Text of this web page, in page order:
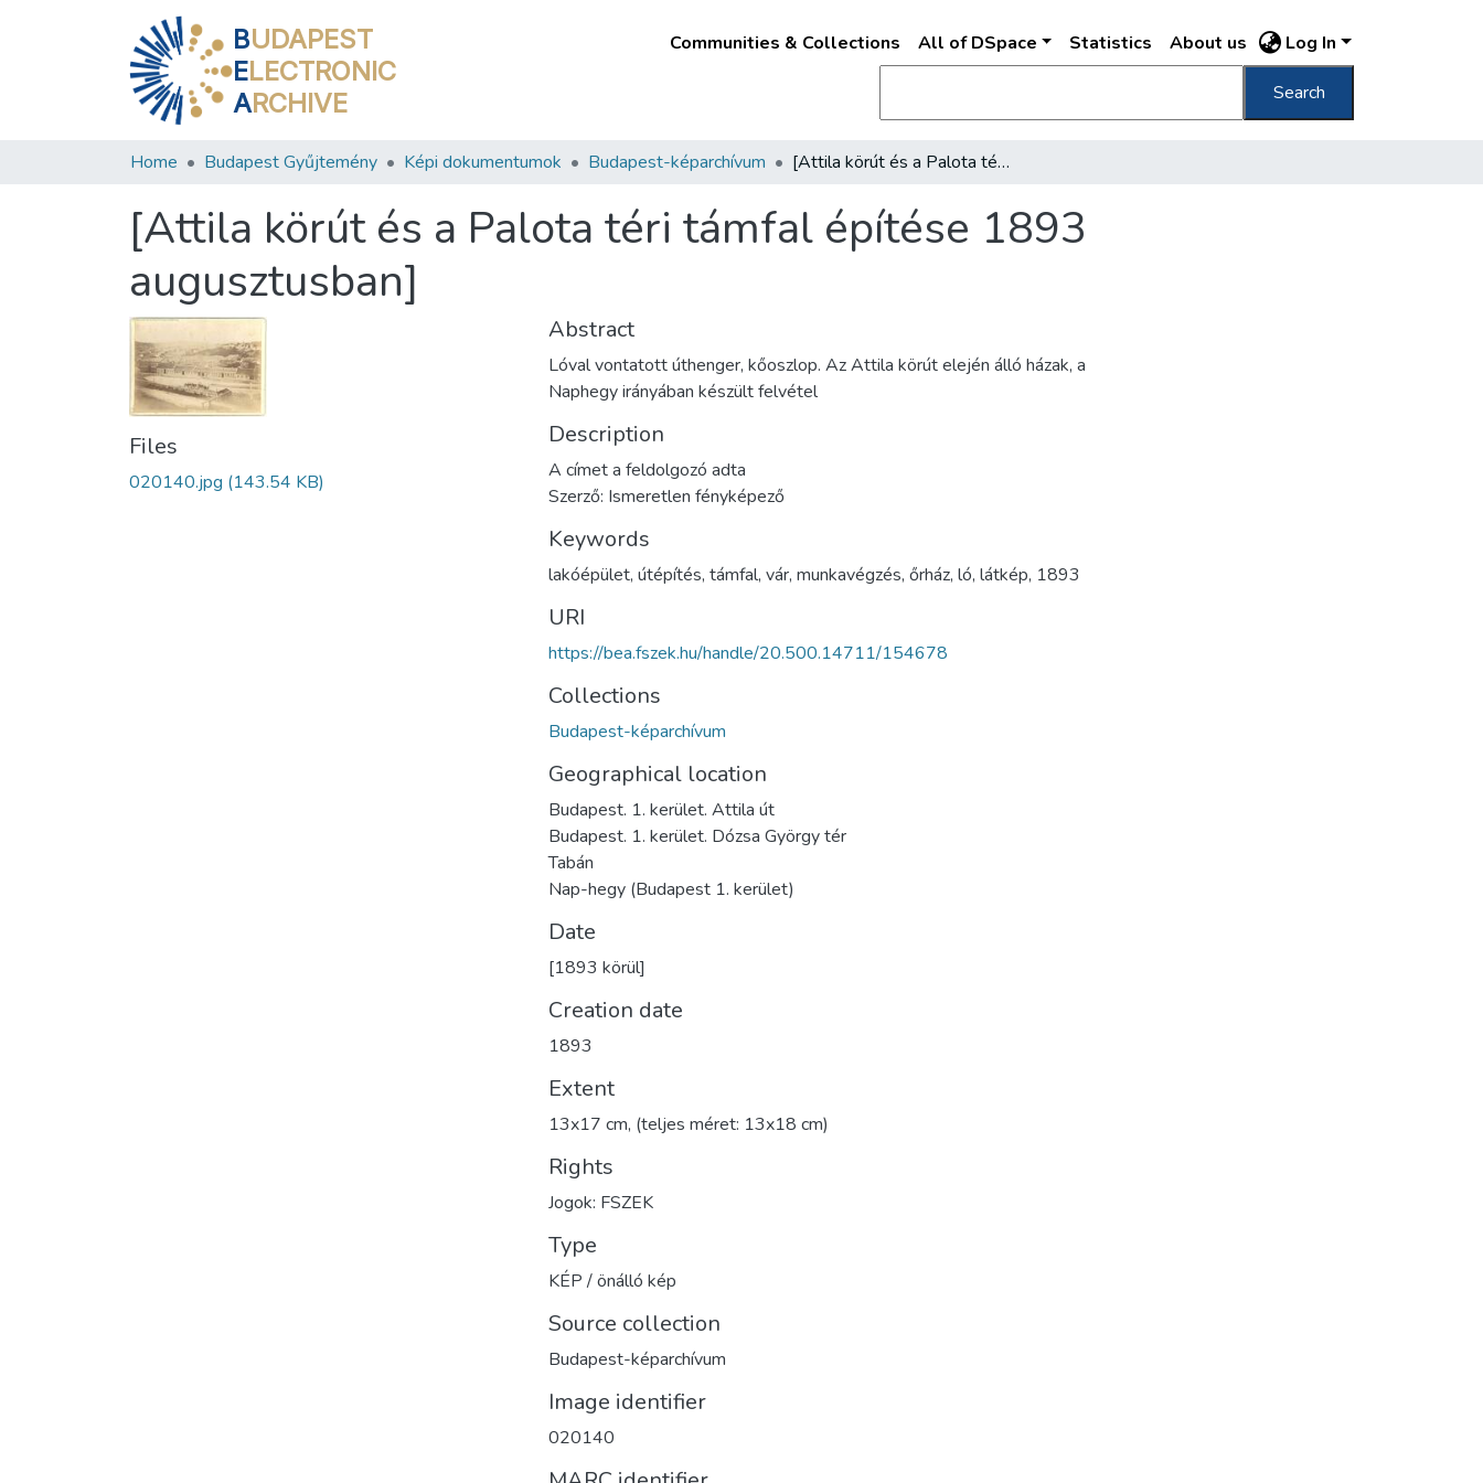
BUDAPEST
ELECTRONIC
ARCHIVE
Communities & Collections All of DSpace Statistics About us Log In
Search
Home Budapest Gyűjtemény Képi dokumentumok Budapest-képarchívum [Attila körút és a Palota téri támfal építése 1893 augusztusban]
[Attila körút és a Palota téri támfal építése 1893
augusztusban]
Files
020140.jpg (143.54 KB)
Abstract
Lóval vontatott úthenger, kőoszlop. Az Attila körút elején álló házak, a
Naphegy irányában készült felvétel
Description
A címet a feldolgozó adta
Szerző: Ismeretlen fényképező
Keywords
lakóépület, útépítés, támfal, vár, munkavégzés, őrház, ló, látkép, 1893
URI
https://bea.fszek.hu/handle/20.500.14711/154678
Collections
Budapest-képarchívum
Geographical location
Budapest. 1. kerület. Attila út
Budapest. 1. kerület. Dózsa György tér
Tabán
Nap-hegy (Budapest 1. kerület)
Date
[1893 körül]
Creation date
1893
Extent
13x17 cm, (teljes méret: 13x18 cm)
Rights
Jogok: FSZEK
Type
KÉP / önálló kép
Source collection
Budapest-képarchívum
Image identifier
020140